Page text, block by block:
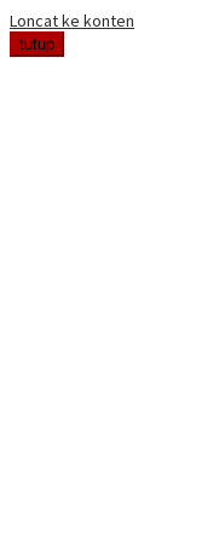
Loncat ke konten
tutup